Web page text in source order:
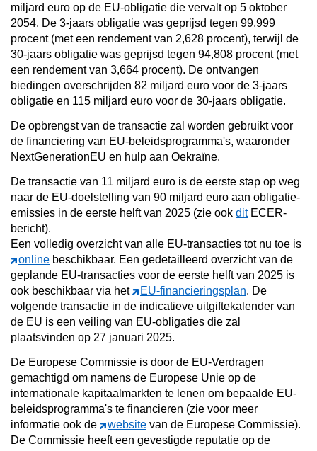
miljard euro op de EU-obligatie die vervalt op 5 oktober
2054. De 3-jaars obligatie was geprijsd tegen 99,999
procent (met een rendement van 2,628 procent), terwijl de
30-jaars obligatie was geprijsd tegen 94,808 procent (met
een rendement van 3,664 procent). De ontvangen
biedingen overschrijden 82 miljard euro voor de 3-jaars
obligatie en 115 miljard euro voor de 30-jaars obligatie.
De opbrengst van de transactie zal worden gebruikt voor
de financiering van EU-beleidsprogramma's, waaronder
NextGenerationEU en hulp aan Oekraïne.
De transactie van 11 miljard euro is de eerste stap op weg
naar de EU-doelstelling van 90 miljard euro aan obligatie-
emissies in de eerste helft van 2025 (zie ook ditECER-
bericht).
Een volledig overzicht van alle EU-transacties tot nu toe is
online beschikbaar. Een gedetailleerd overzicht van de
geplande EU-transacties voor de eerste helft van 2025 is
ook beschikbaar via het
EU-financieringsplan. De
volgende transactie in de indicatieve uitgiftekalender van
de EU is een veiling van EU-obligaties die zal
plaatsvinden op 27 januari 2025.
De Europese Commissie is door de EU-Verdragen
gemachtigd om namens de Europese Unie op de
internationale kapitaalmarkten te lenen om bepaalde EU-
beleidsprogramma's te financieren (zie voor meer
informatie ook de
website van de Europese Commissie).
De Commissie heeft een gevestigde reputatie op de